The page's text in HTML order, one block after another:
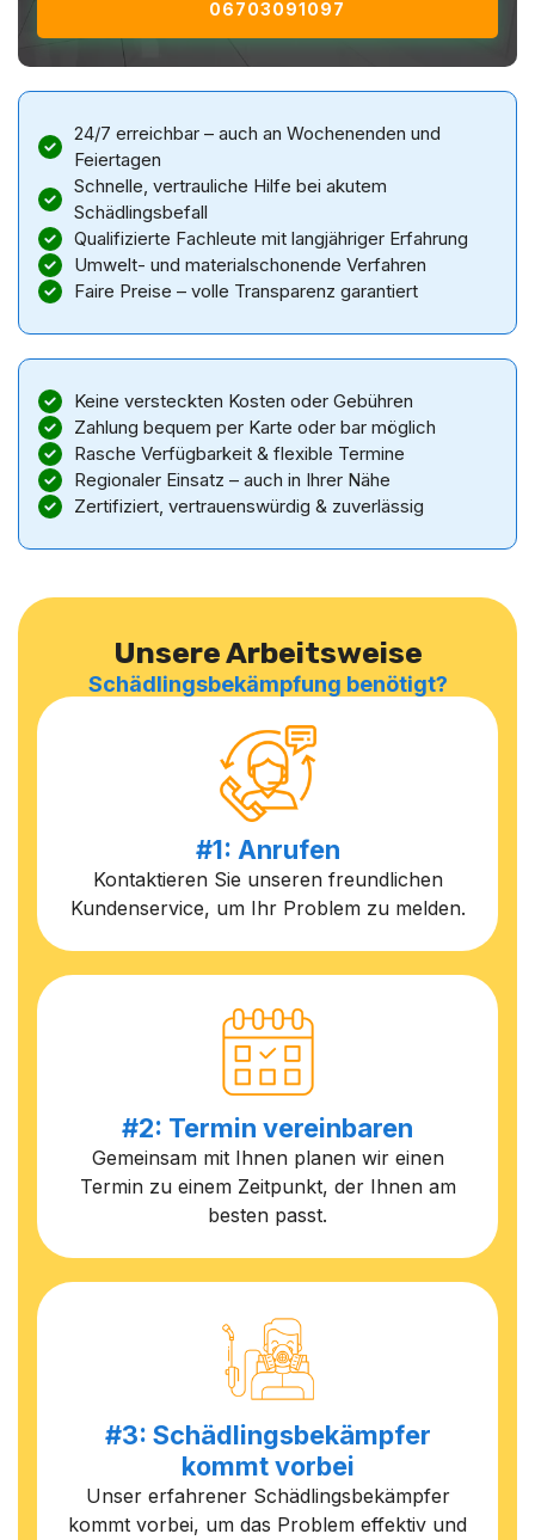
06703091097
24/7 erreichbar – auch an Wochenenden und
Feiertagen
Schnelle, vertrauliche Hilfe bei akutem
Schädlingsbefall
Qualifizierte Fachleute mit langjähriger Erfahrung
Umwelt- und materialschonende Verfahren
Faire Preise – volle Transparenz garantiert
Keine versteckten Kosten oder Gebühren
Zahlung bequem per Karte oder bar möglich
Rasche Verfügbarkeit & flexible Termine
Regionaler Einsatz – auch in Ihrer Nähe
Zertifiziert, vertrauenswürdig & zuverlässig
Unsere Arbeitsweise
Schädlingsbekämpfung benötigt?
#1: Anrufen
Kontaktieren Sie unseren freundlichen
Kundenservice, um Ihr Problem zu melden.
#2: Termin vereinbaren
Gemeinsam mit Ihnen planen wir einen
Termin zu einem Zeitpunkt, der Ihnen am
besten passt.
#3: Schädlingsbekämpfer
kommt vorbei
Unser erfahrener Schädlingsbekämpfer
kommt vorbei, um das Problem effektiv und